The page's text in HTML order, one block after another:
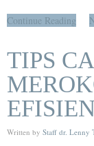
Continue Reading
TIPS
Written by Staff dr. Lenny